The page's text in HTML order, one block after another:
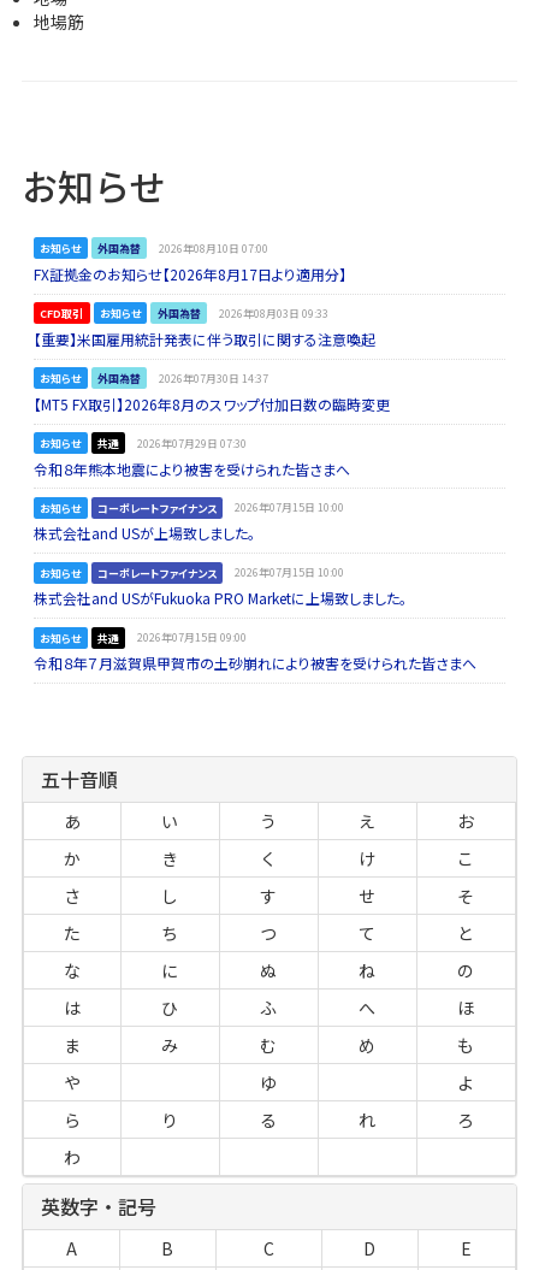
地場筋
お知らせ
お知らせ 外国為替 2026年08月10日 07:00
FX証拠金のお知らせ【2026年8月17日より適用分】
CFD取引 お知らせ 外国為替 2026年08月03日 09:33
【重要】米国雇用統計発表に伴う取引に関する注意喚起
お知らせ 外国為替 2026年07月30日 14:37
【MT5 FX取引】2026年8月のスワップ付加日数の臨時変更
お知らせ 共通 2026年07月29日 07:30
令和８年熊本地震により被害を受けられた皆さまへ
お知らせ コーポレートファイナンス 2026年07月15日 10:00
株式会社and USが上場致しました。
お知らせ コーポレートファイナンス 2026年07月15日 10:00
株式会社and USがFukuoka PRO Marketに上場致しました。
お知らせ 共通 2026年07月15日 09:00
令和８年７月滋賀県甲賀市の土砂崩れにより被害を受けられた皆さまへ
五十音順
あ い う え
お
か
き く け
こ
さ
し す せ
そ
た
ち つ て
と
な
に ぬ ね
の
は
ひ ふ へ
ほ
ま
み む め
も
や
ゆ
よ
ら
り る れ
ろ
わ
英数字・記号
A B C D
E